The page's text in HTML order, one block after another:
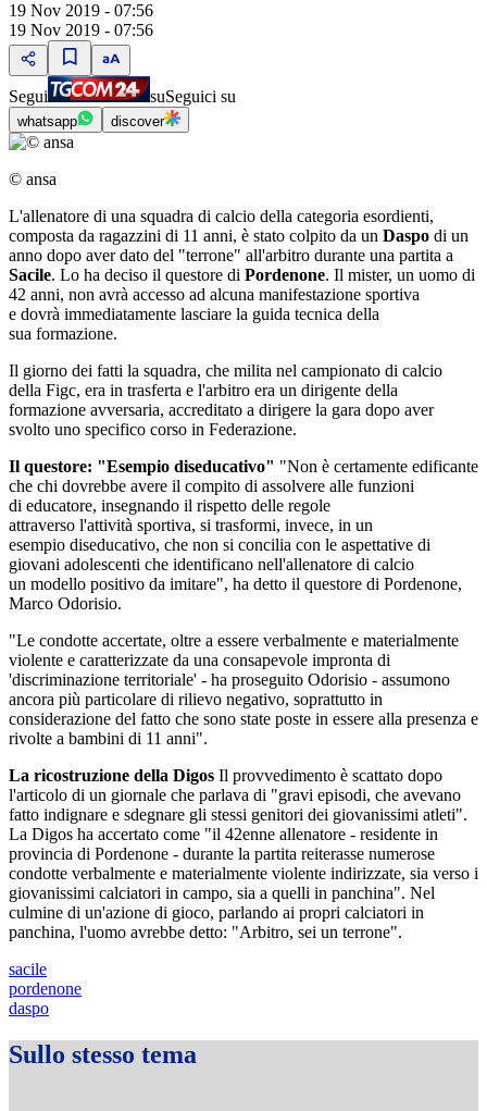
19 Nov 2019 - 07:56
19 Nov 2019 - 07:56
Segui suSeguici su
whatsapp discover
© ansa
L'allenatore di una squadra di calcio della categoria esordienti,
composta da ragazzini di 11 anni, è stato colpito da un Daspo di un
anno dopo aver dato del "terrone" all'arbitro durante una partita a
Sacile. Lo ha deciso il questore di Pordenone. Il mister, un uomo di
42 anni, non avrà accesso ad alcuna manifestazione sportiva
e dovrà immediatamente lasciare la guida tecnica della
sua formazione.
Il giorno dei fatti la squadra, che milita nel campionato di calcio
della Figc, era in trasferta e l'arbitro era un dirigente della
formazione avversaria, accreditato a dirigere la gara dopo aver
svolto uno specifico corso in Federazione.
Il questore: "Esempio diseducativo" "Non è certamente edificante
che chi dovrebbe avere il compito di assolvere alle funzioni
di educatore, insegnando il rispetto delle regole
attraverso l'attività sportiva, si trasformi, invece, in un
esempio diseducativo, che non si concilia con le aspettative di
giovani adolescenti che identificano nell'allenatore di calcio
un modello positivo da imitare", ha detto il questore di Pordenone,
Marco Odorisio.
"Le condotte accertate, oltre a essere verbalmente e materialmente
violente e caratterizzate da una consapevole impronta di
'discriminazione territoriale' - ha proseguito Odorisio - assumono
ancora più particolare di rilievo negativo, soprattutto in
considerazione del fatto che sono state poste in essere alla presenza e
rivolte a bambini di 11 anni".
La ricostruzione della Digos Il provvedimento è scattato dopo
l'articolo di un giornale che parlava di "gravi episodi, che avevano
fatto indignare e sdegnare gli stessi genitori dei giovanissimi atleti".
La Digos ha accertato come "il 42enne allenatore - residente in
provincia di Pordenone - durante la partita reiterasse numerose
condotte verbalmente e materialmente violente indirizzate, sia verso i
giovanissimi calciatori in campo, sia a quelli in panchina". Nel
culmine di un'azione di gioco, parlando ai propri calciatori in
panchina, l'uomo avrebbe detto: "Arbitro, sei un terrone".
sacile
pordenone
daspo
Sullo stesso tema